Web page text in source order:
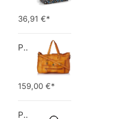
36,91 €*
PIECES TOTALLY ROYAL LEATHER TRAVEL BAG 17055349 Damen Umhängetaschen ,1 Groesse (51 x 33 x 14,5 cm)
159,00 €*
Picard Unisex-Erwachsene Buddy Gepäck- Handgepäck